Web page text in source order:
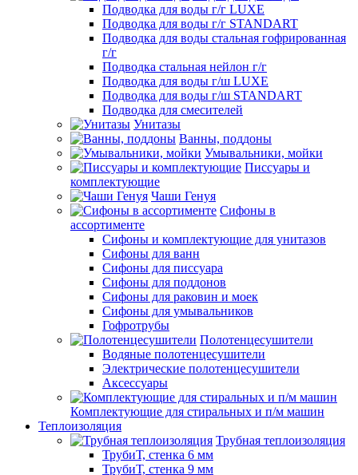
Подводка для воды г/г LUXE
Подводка для воды г/г STANDART
Подводка для воды стальная гофрированная
г/г
Подводка стальная нейлон г/г
Подводка для воды г/ш LUXE
Подводка для воды г/ш STANDART
Подводка для смесителей
Унитазы
Ванны, поддоны
Умывальники, мойки
Писсуары и
комплектующие
Чаши Генуя
Сифоны в
ассортименте
Сифоны и комплектующие для унитазов
Сифоны для ванн
Сифоны для писсуара
Сифоны для поддонов
Сифоны для раковин и моек
Сифоны для умывальников
Гофротрубы
Полотенцесушители
Водяные полотенцесушители
Электрические полотенцесушители
Аксессуары
Комплектующие для стиральных и п/м машин
Теплоизоляция
Трубная теплоизоляция
ТрубиТ, стенка 6 мм
ТрубиТ, стенка 9 мм